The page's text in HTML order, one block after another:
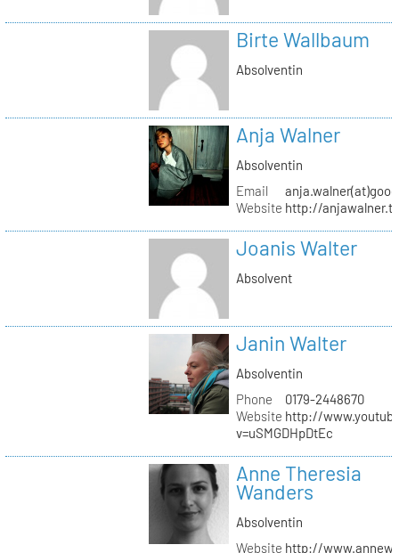
Birte Wallbaum
Absolventin
Anja Walner
Absolventin
Email
Website http://
Joanis Walter
Absolvent
Janin Walter
Absolventin
Phone
0179-2448670
Website http://
v=uSMGDHpDtEc
Anne Theresia
Wanders
Absolventin
Website http://